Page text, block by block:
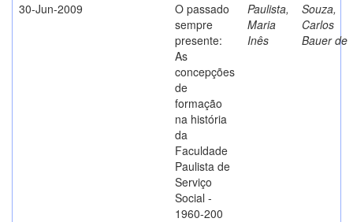
30-Jun-2009
O passado
sempre
presente:
As
concepções
de
formação
na história
da
Faculdade
Paulista de
Serviço
Social -
1960-200
Paulista,
Maria
Inês
Souza,
Carlos
Bauer de